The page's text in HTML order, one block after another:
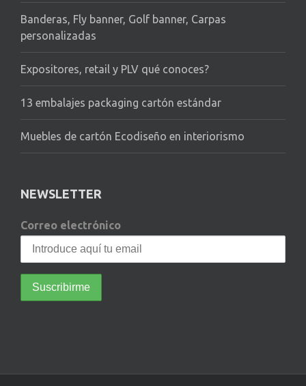
Banderas, Fly banner, Golf banner, Carpas
personalizadas
Expositores, retail y PLV qué conoces?
13 embalajes packaging cartón estándar
Muebles de cartón Ecodiseño en interiorismo
NEWSLETTER
Correo electrónico